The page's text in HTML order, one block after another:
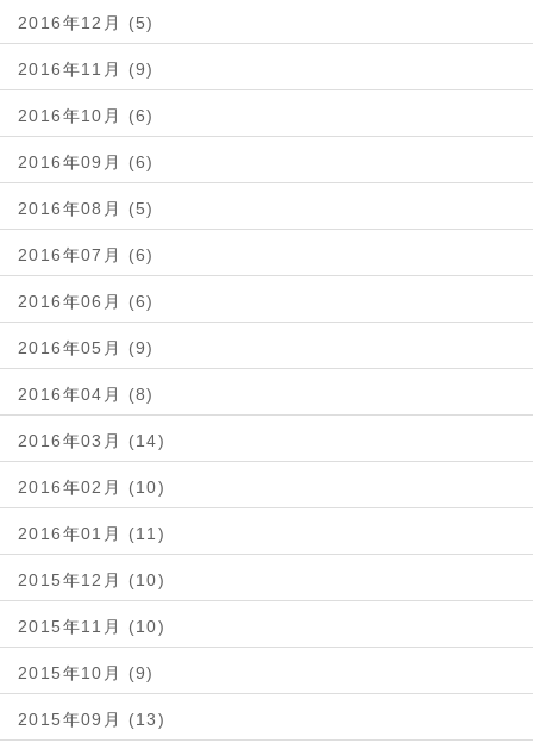
2016年12月 (5)
2016年11月 (9)
2016年10月 (6)
2016年09月 (6)
2016年08月 (5)
2016年07月 (6)
2016年06月 (6)
2016年05月 (9)
2016年04月 (8)
2016年03月 (14)
2016年02月 (10)
2016年01月 (11)
2015年12月 (10)
2015年11月 (10)
2015年10月 (9)
2015年09月 (13)